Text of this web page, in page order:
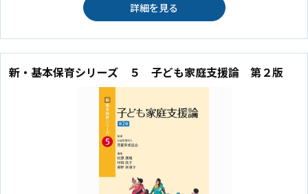
詳細を見る
新・基本保育シリーズ ５ 子ども家庭支援論 第２版